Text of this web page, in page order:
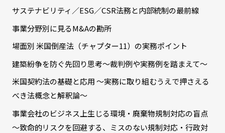
サステナビリティ／ESG／CSR法務と内部統制の最前線
事業分野別に見るM&Aの勘所
場面別 米国倒産法（チャプター11）の実務ポイント
建築紛争を防ぐ先回り思考～裁判例や実務例を踏まえて～
米国契約法の基礎と応用 ～実務に取り組むうえで押さえる
べき法概念と解釈論～
事業会社のビジネス上生じる環境・廃棄物規制対応の盲点
～致命的リスクを回避する、ミスのない規制対応・行政対